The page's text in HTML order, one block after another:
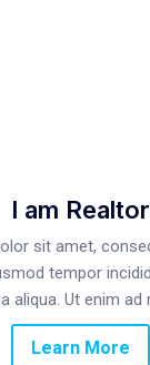
I am Realtor
sit amet,
tempor
aliqua. Ut enim ad
Learn More